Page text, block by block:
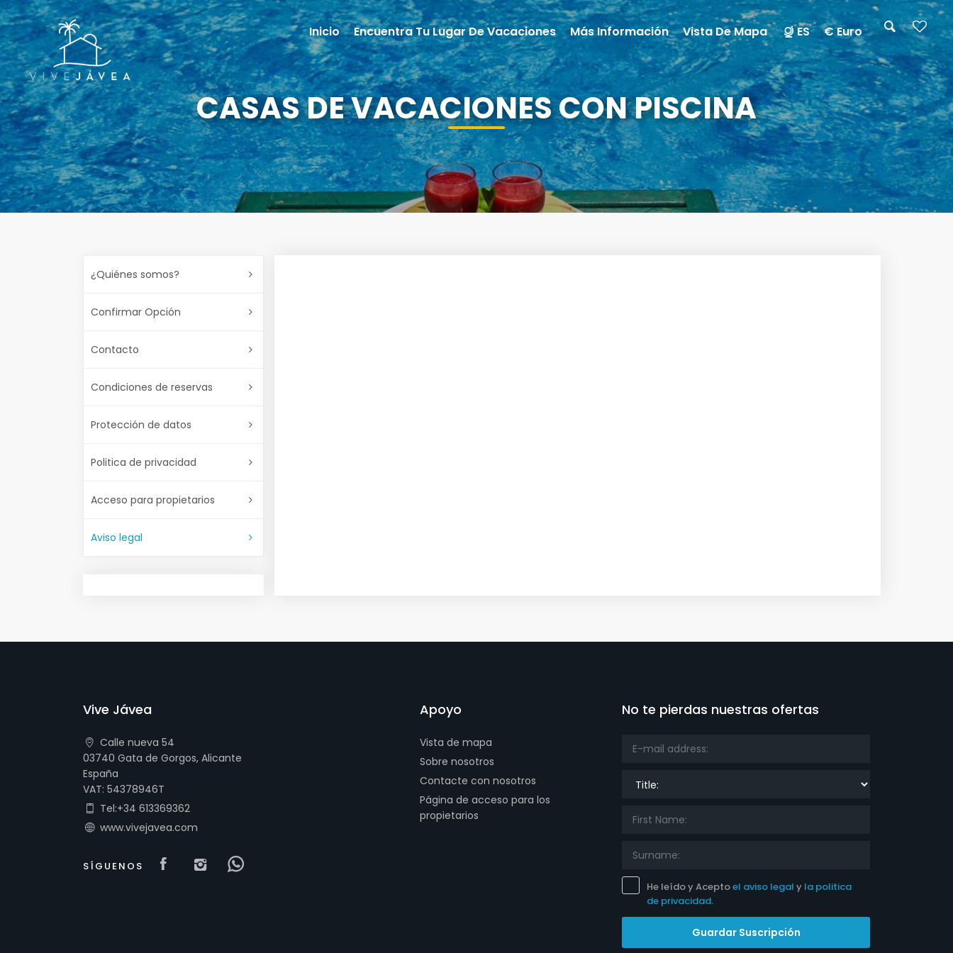
CASAS DE VACACIONES CON PISCINA
¿Quiénes somos?
Confirmar Opción
Contacto
Condiciones de reservas
Protección de datos
Politica de privacidad
Acceso para propietarios
Aviso legal
Vive Jávea
Calle nueva 54
03740 Gata de Gorgos, Alicante
España
VAT: 54378946T
Tel:+34 613369362
www.vivejavea.com
SÍGUENOS Visit our Facebook page
Visit our isntagram page
Apoyo
Vista de mapa
Sobre nosotros
Contacte con nosotros
Página de acceso para los
propietarios
No te pierdas nuestras ofertas
Title:
He leído y Aceptoel aviso legal y la politica
de privacidad.
Guardar Suscripción
Inicio Encuentra Tu Lugar De Vacaciones Más Información Vista De Mapa ES € Euro